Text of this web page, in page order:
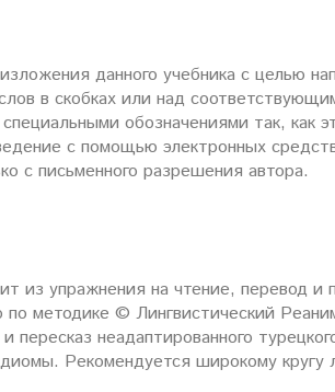
данного учебника с целью
в скобках или над
обозначениями так, как
с помощью электронных
с письменного разрешения автора.
из упражнения на чтение, перевод и
по методике © Лингвистический
пересказ неадаптированного
Рекомендуется широкому